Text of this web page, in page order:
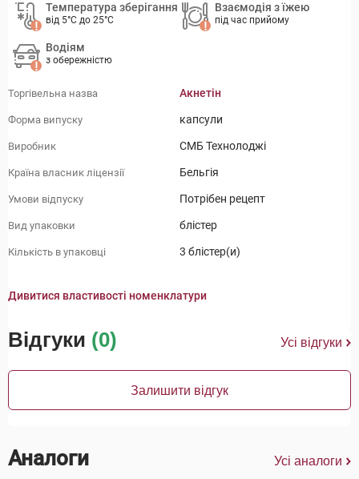
Температура зберігання
від 5°C до 25°C
Взаємодія з їжею
під час прийому
Водіям
з обережністю
Торгівельна назва Акнетін
Форма випуску капсули
Виробник СМБ Технолоджі
Країна власник ліцензії Бельгія
Умови відпуску Потрібен рецепт
Вид упаковки блістер
Кількість в упаковці 3 блістер(и)
Дивитися властивості номенклатури
Відгуки (0) Усі відгуки
Залишити відгук
Аналоги Усі аналоги